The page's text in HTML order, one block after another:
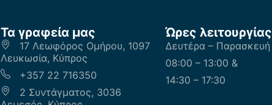
Τα γραφεία μας
17 Λεωφόρος Ομήρου, 1097
Λευκωσία, Κύπρος
+357 22 716350
2 Συντάγματος, 3036
Ώρες λειτουργίας
Δευτέρα – Παρασκευή
08:00 – 13:00 &
14:30 – 17:30